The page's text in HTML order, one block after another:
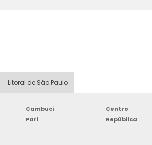
Litoral de São Paulo
Cambuci Centro
Pari República